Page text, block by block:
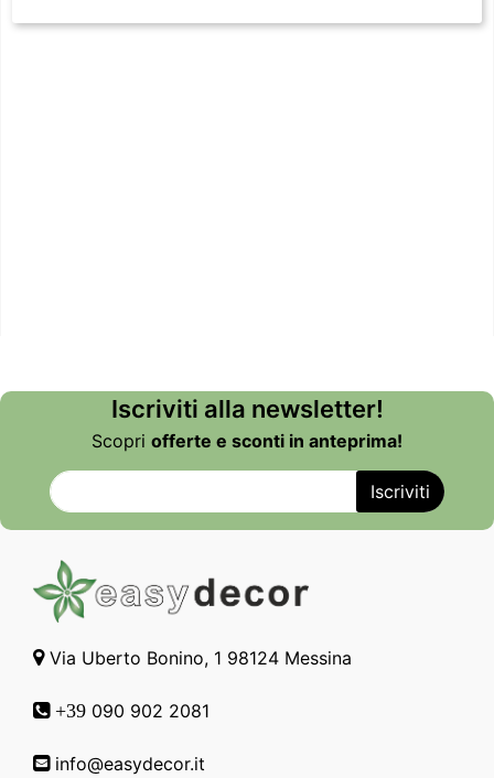
Iscriviti alla newsletter!
Scopri offerte e sconti in anteprima!
Via Uberto Bonino, 1 98124 Messina
+39 090 902 2081
info@easydecor.it